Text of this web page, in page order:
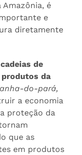
Amazônia, é
e
diretamente
de
da
do-pará,
a economia
proteção da
que as
em produtos